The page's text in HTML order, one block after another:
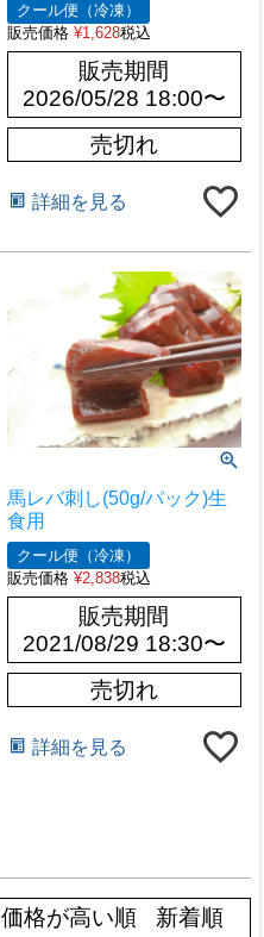
クール便（冷凍）
販売価格 ¥1,628税込
販売期間
2026/05/28 18:00〜
売切れ
詳細を見る
馬レバ刺し(50g/パック)生
食用
クール便（冷凍）
販売価格 ¥2,838税込
販売期間
2021/08/29 18:30〜
売切れ
詳細を見る
価格が高い順
新着順